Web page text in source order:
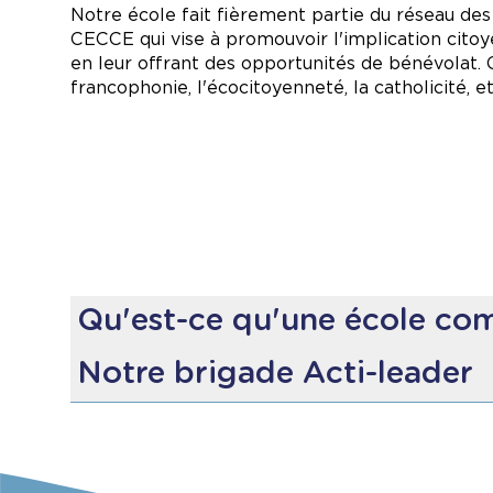
pour toutes et tous.
Notre école fait fièrement partie du réseau
CECCE qui vise à promouvoir l'implication
en leur offrant des opportunités de bénévolat.
francophonie, l'écocitoyenneté, la catholicité,
Qu'est-ce qu'une école
À travers l’École communautaire citoyenne,
enjeux sociaux, environnementaux et
préparent à devenir des citoyennes et
Notre brigade Acti-leader